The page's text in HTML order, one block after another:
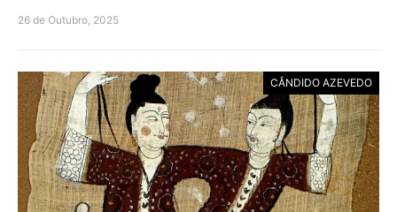
26 de Outubro, 2025
CÂNDIDO AZEVEDO